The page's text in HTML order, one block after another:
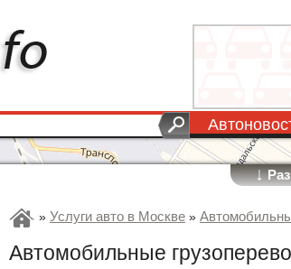
↓
» Услуги авто в Москве »
Автомобильные